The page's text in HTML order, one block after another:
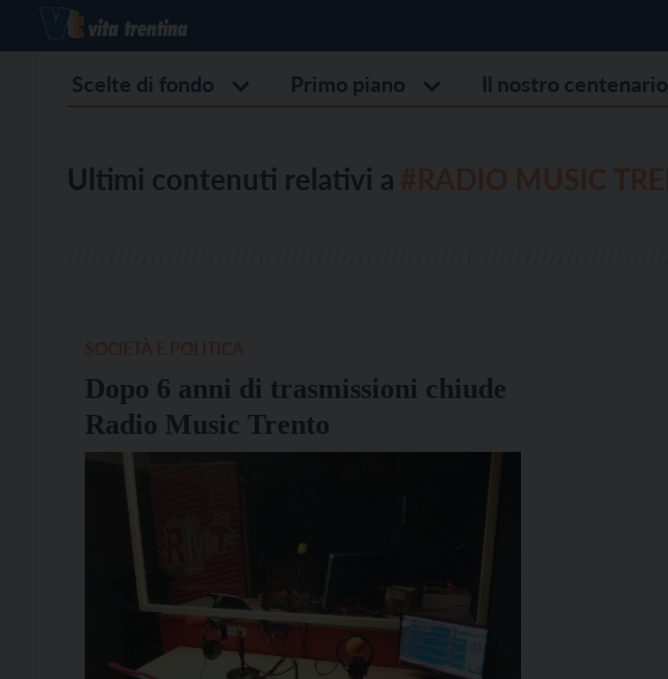
Scelte di fondo Primo piano Il nostro centenario
Ultimi contenuti relativi a
Dopo 6 anni di trasmissioni chiude
Radio Music Trento